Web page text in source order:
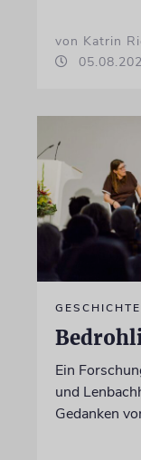
von Katrin
GESCHICHTE
Ein
und
Gedanken